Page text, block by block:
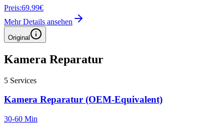
Preis:69.99€
Mehr Details ansehen
Original
Kamera Reparatur
5 Services
Kamera Reparatur (OEM-Equivalent)
30-60 Min